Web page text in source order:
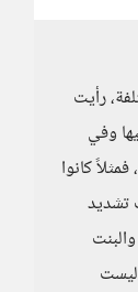
رأيت
وفي
كانوا
تشديد